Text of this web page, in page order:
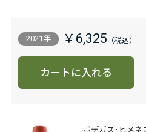
2021年 ￥6,325
カートに入れる